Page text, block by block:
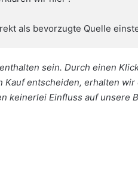
als bevorzugte Quelle
sein. Durch einen
entscheiden, erhalten
keinerlei Einfluss auf unsere